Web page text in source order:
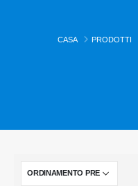
CASA PRODOTTI